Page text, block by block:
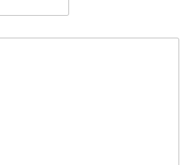
Tabriz raj met